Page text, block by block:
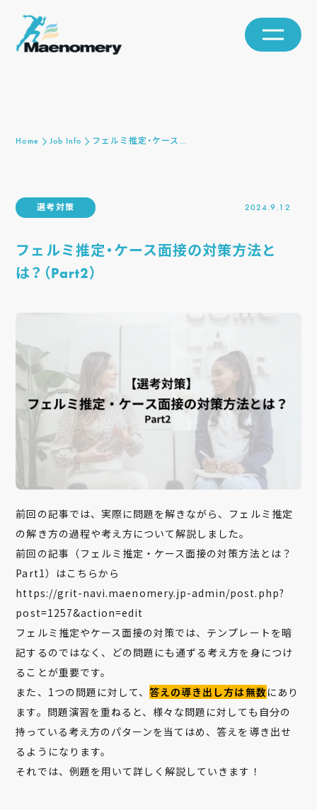
Home Job Info フェルミ推定・ケース…
2024.9.12
選考対策
フェルミ推定・ケース面接の対策方法と
は？（Part2）
前回の記事では、実際に問題を解きながら、フェルミ推定
の解き方の過程や考え方について解説しました。
前回の記事（フェルミ推定・ケース面接の対策方法とは？
Part1）はこちらから
https://grit-navi.maenomery.jp-admin/post.php?
post=1257&action=edit
フェルミ推定やケース面接の対策では、テンプレートを暗
記するのではなく、どの問題にも通ずる考え方を身につけ
ることが重要です。
また、1つの問題に対して、答えの導き出し方は無数 にあり
ます。問題演習を重ねると、様々な問題に対しても自分の
持っている考え方のパターンを当てはめ、答えを導き出せ
るようになります。
それでは、例題を用いて詳しく解説していきます！